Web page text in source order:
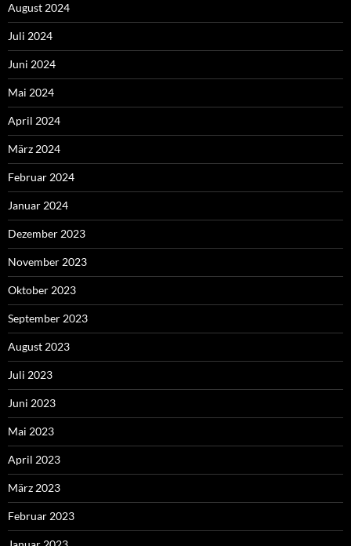
August 2024
Juli 2024
Juni 2024
Mai 2024
April 2024
März 2024
Februar 2024
Januar 2024
Dezember 2023
November 2023
Oktober 2023
September 2023
August 2023
Juli 2023
Juni 2023
Mai 2023
April 2023
März 2023
Februar 2023